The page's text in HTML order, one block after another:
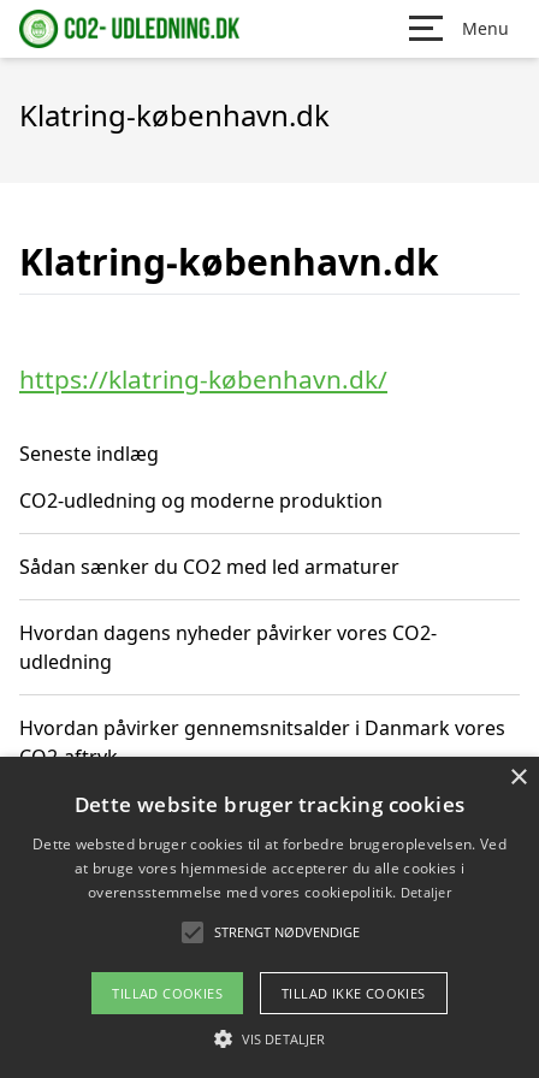
Menu
Klatring-københavn.dk
Klatring-københavn.dk
https://klatring-københavn.dk/
Seneste indlæg
CO2-udledning og moderne produktion
Sådan sænker du CO2 med led armaturer
Hvordan dagens nyheder påvirker vores CO2-
udledning
Hvordan påvirker gennemsnitsalder i Danmark vores
CO2-aftryk
Hvordan nyheder om CO2-udledning påvirker vores
hverdag
Om / kontakt
Blog Betingelser
×
Dette website bruger tracking cookies
Dette websted bruger cookies til at forbedre brugeroplevelsen. Ved
at bruge vores hjemmeside accepterer du alle cookies i
overensstemmelse med vores cookiepolitik. Detaljer
STRENGT NØDVENDIGE
TILLAD COOKIES TILLAD IKKE COOKIES
VIS DETALJER